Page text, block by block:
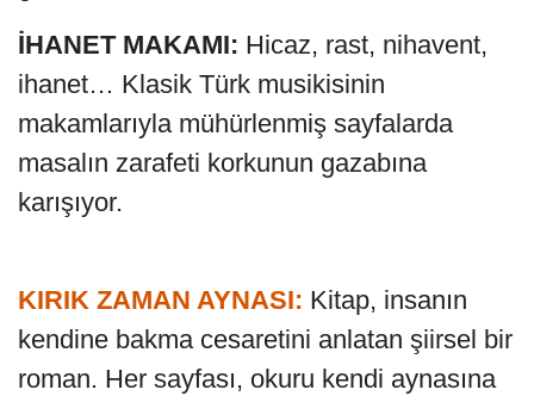
İHANET MAKAMI: Hicaz, rast, nihavent,
ihanet… Klasik Türk musikisinin
makamlarıyla mühürlenmiş sayfalarda
masalın zarafeti korkunun gazabına
karışıyor.
KIRIK ZAMAN AYNASI: Kitap, insanın
kendine bakma cesaretini anlatan şiirsel bir
roman. Her sayfası, okuru kendi aynasına